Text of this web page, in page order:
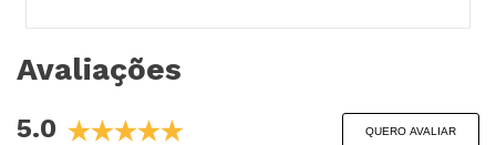
Avaliações
5.0 QUERO AVALIAR